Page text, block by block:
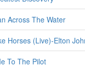
Across The Water
Horses (Live)-Elton
To The Pilot